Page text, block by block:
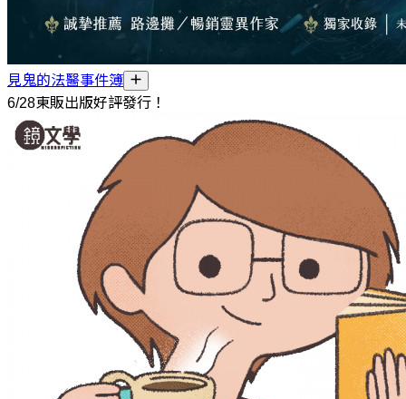
見鬼的法醫事件簿
6/28東販出版好評發行！